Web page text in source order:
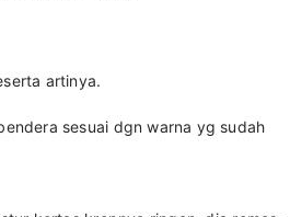
artinya.
sesuai dgn warna yg sudah